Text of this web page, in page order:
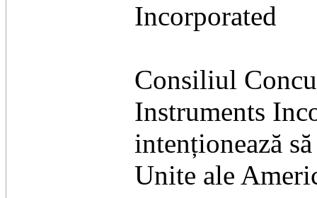
Incorporated
Consiliul
Instruments
intenționează
Unite ale